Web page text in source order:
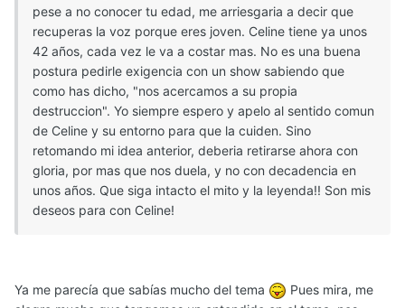
pese a no conocer tu edad, me arriesgaria a decir que
recuperas la voz porque eres joven. Celine tiene ya unos
42 años, cada vez le va a costar mas. No es una buena
postura pedirle exigencia con un show sabiendo que
como has dicho, "nos acercamos a su propia
destruccion". Yo siempre espero y apelo al sentido comun
de Celine y su entorno para que la cuiden. Sino
retomando mi idea anterior, deberia retirarse ahora con
gloria, por mas que nos duela, y no con decadencia en
unos años. Que siga intacto el mito y la leyenda!! Son mis
deseos para con Celine!
Ya me parecía que sabías mucho del tema
Pues mira, me